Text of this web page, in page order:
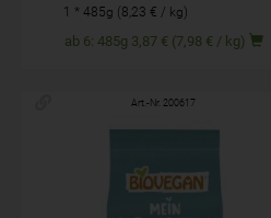
1 * 485g (8,23 € / kg)
ab 6: 485g 3,87 € (7,98 € / kg)
Art.-Nr. 200617
500g